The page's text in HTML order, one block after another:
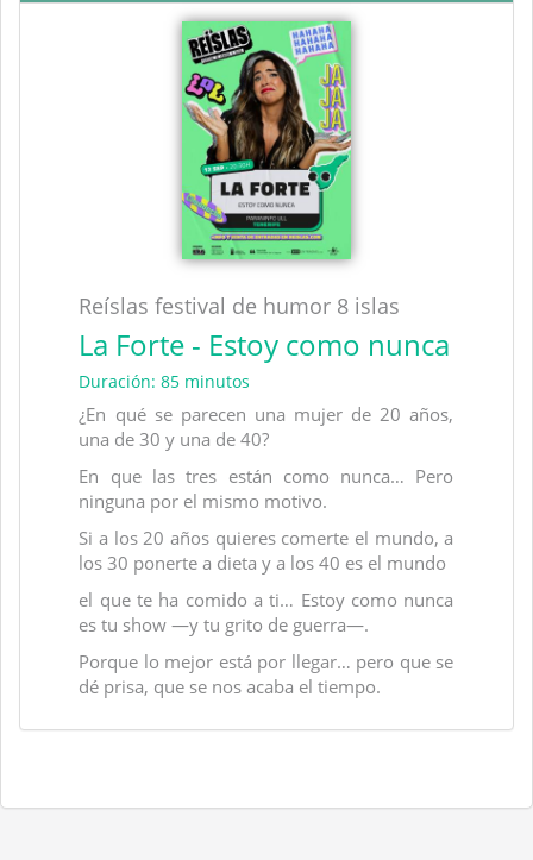
Reíslas festival de humor 8 islas
La Forte - Estoy como nunca
Duración: 85 minutos
¿En qué se parecen una mujer de 20 años,
una de 30 y una de 40?
En que las tres están como nunca… Pero
ninguna por el mismo motivo.
Si a los 20 años quieres comerte el mundo, a
los 30 ponerte a dieta y a los 40 es el mundo
el que te ha comido a ti… Estoy como nunca
es tu show —y tu grito de guerra—.
Porque lo mejor está por llegar… pero que se
dé prisa, que se nos acaba el tiempo.